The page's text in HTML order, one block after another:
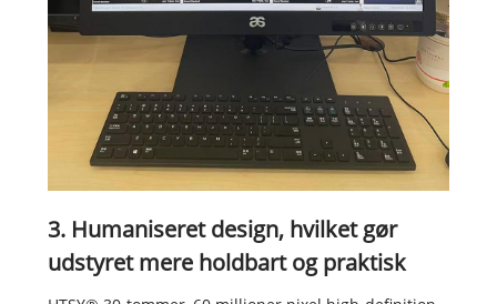
3. Humaniseret design, hvilket gør
udstyret mere holdbart og praktisk